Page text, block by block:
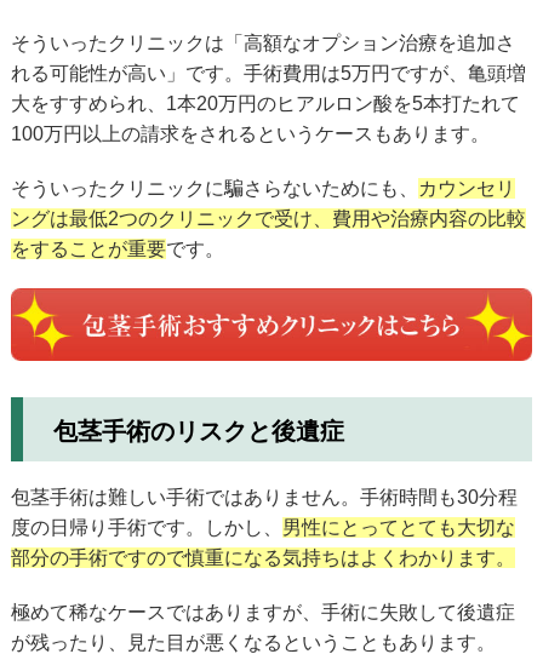
そういったクリニックは「高額なオプション治療を追加さ
れる可能性が高い」です。手術費用は5万円ですが、亀頭増
大をすすめられ、1本20万円のヒアルロン酸を5本打たれて
100万円以上の請求をされるというケースもあります。
そういったクリニックに騙さらないためにも、
カウンセリ
ングは最低2つのクリニックで受け、費用や治療内容の比較
をすることが重要です。
包茎手術のリスクと後遺症
包茎手術は難しい手術ではありません。手術時間も30分程
度の日帰り手術です。しかし、 男性にとってとても大切な
部分の手術ですので慎重になる気持ちはよくわかります。
極めて稀なケースではありますが、手術に失敗して後遺症
が残ったり、見た目が悪くなるということもあります。